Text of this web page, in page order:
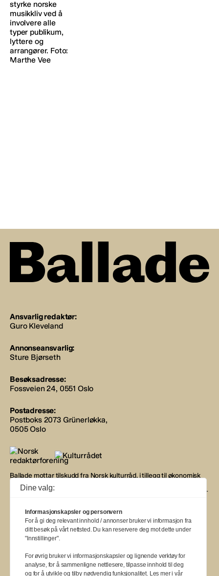
Ansvarlig redaktør:
Guro Kleveland
Annonseansvarlig:
Sture Bjørseth
Besøksadresse:
Fossveien 24, 0551 Oslo
Postadresse:
Postboks 2073 Grünerløkka,
0505 Oslo
Ballade mottar tilskudd fra Norsk kulturråd, i tillegg til økonomisk
støtte fra eierne NOPA, Norsk komponistforening og
Musikkforleggerne. Ballade drives etter Redaktør- og Vær Varsom-
BALLADE — NORGES MUSIKKMAGASIN
Dine valg:
Informasjonskapsler og personvern
For å gi deg relevant innhold / annonser bruker vi informasjon fra
ditt besøk på vårt nettsted. Du kan reservere deg mot dette under
"Innstillinger".
For øvrig bruker vi informasjonskapsler og lignende verktøy for
analyse, for å sammenligne nettlesere, tilpasse innhold til deg
og for å utvikle og tilby nødvendig funksjonalitet. Les mer i vår